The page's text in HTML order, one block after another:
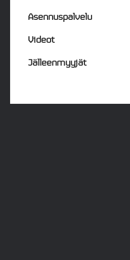
Asennuspalvelu
Videot
Jälleenmyyjät